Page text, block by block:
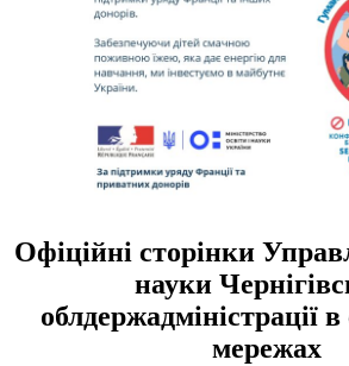
Офіційні сторінки
науки
облдержадміністрації
мережах